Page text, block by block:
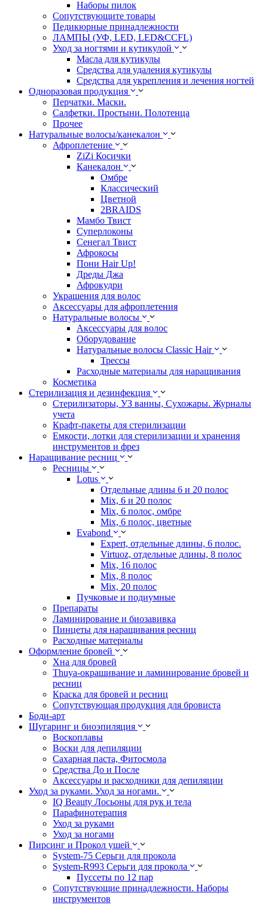
Наборы пилок
Сопутствующите товары
Педикюрные принадлежности
ЛАМПЫ (УФ, LED, LED&CCFL)
Уход за ногтями и кутикулой
Масла для кутикулы
Средства для удаления кутикулы
Средства для укрепления и лечения ногтей
Одноразовая продукция
Перчатки. Маски.
Салфетки. Простыни. Полотенца
Прочее
Натуральные волосы/канекалон
Афроплетение
ZiZi Косички
Канекалон
Омбре
Классический
Цветной
2BRAIDS
Мамбо Твист
Суперлоконы
Сенегал Твист
Афрокосы
Пони Hair Up!
Дреды Джа
Афрокудри
Украшения для волос
Аксессуары для афроплетения
Натуральные волосы
Аксессуары для волос
Оборудование
Натуральные волосы Classic Hair
Трессы
Расходные материалы для наращивания
Косметика
Стерилизация и дезинфекция
Стерилизаторы, УЗ ванны, Сухожары. Журналы
учета
Крафт-пакеты для стерилизации
Емкости, лотки для стерилизации и хранения
инструментов и фрез
Наращивание ресниц
Ресницы
Lotus
Отдельные длины 6 и 20 полос
Mix, 6 и 20 полос
Mix, 6 полос, омбре
Mix, 6 полос, цветные
Evabond
Expert, отдельные длины, 6 полос.
Virtuoz, отдельные длины, 8 полос
Mix, 16 полос
Mix, 8 полос
Mix, 20 полос
Пучковые и подиумные
Препараты
Ламинирование и биозавивка
Пинцеты для наращивания ресниц
Расходные материалы
Оформление бровей
Хна для бровей
Thuya-окрашивание и ламинирование бровей и
ресниц
Краска для бровей и ресниц
Сопутствующая продукция для бровиста
Боди-арт
Шугаринг и биоэпиляция
Воскоплавы
Воски для депиляции
Сахарная паста, Фитосмола
Средства До и После
Аксессуары и расходники для депиляции
Уход за руками. Уход за ногами.
IQ Beauty Лосьоны для рук и тела
Парафинотерапия
Уход за руками
Уход за ногами
Пирсинг и Прокол ушей
System-75 Серьги для прокола
System-R993 Серьги для прокола
Пуссеты по 12 пар
Cопутствующие принадлежности. Наборы
инструментов